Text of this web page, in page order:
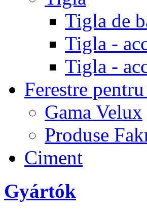
Tigla de
Tigla -
Tigla -
Ferestre
Gama Velux
Produse
Ciment
Gyártók